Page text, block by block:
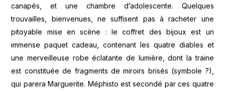
canapés, et une chambre d’adolescente. Quelques
trouvailles, bienvenues, ne suffisent pas à racheter une
pitoyable mise en scène : le coffret des bijoux est un
immense paquet cadeau, contenant les quatre diables et
une merveilleuse robe éclatante de lumière, dont la traine
est constituée de fragments de miroirs brisés (symbole ?),
qui parera Marguerite. Méphisto est secondé par ces quatre